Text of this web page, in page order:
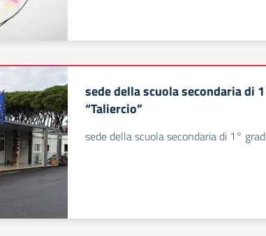
sede della scuola secondaria di
“Taliercio”
sede della scuola secondaria di 1°